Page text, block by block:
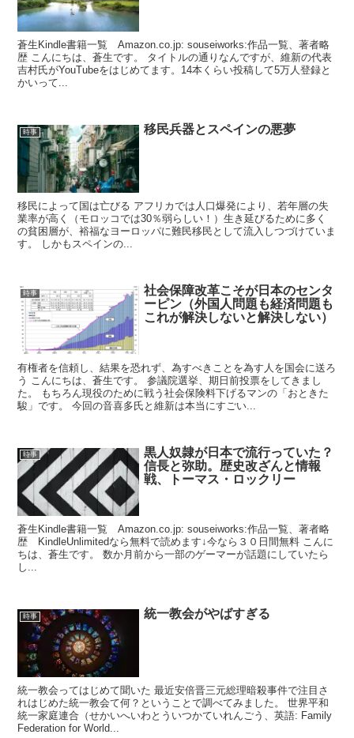
蒼生Kindle書籍一覧 Amazon.co.jp: souseiworks:作品一覧、著者略
歴 こんにちは、蒼生です。 タイトルの通りなんですが、維新の代表
吉村氏がYouTubeをはじめてます。14本くらい投稿して5万人登録と
かいって...
時事 移民兵器とスペインの悪夢
移民によって国は亡びる アフリカでは人口爆発により、若年層の失
業率が高く（モロッコでは30％弱らしい！）生き延びるために多く
の貧困層が、裕福なヨーロッパに難民移民として流入しつづけていま
す。 しかもスペインの...
時事
社会保障改革こそが日本のセンタ
ーピン（外国人問題も経済問題も
これが解決しないと解決しない）
有権者を信頼し、結果を恐れず、為すべきことを為す人を国会に送ろ
う こんにちは、蒼生です。 参議院選挙、期日前投票をしてきまし
た。 もちろん現役のために戦う社会保険料下げるマンの「おときた
駿」です。 今回の音喜多氏と維新は本当にすごい...
時事
黒人奴隷が日本で流行っていた？
信長と弥助。歴史改ざんと情報
戦、トーマス・ロックリー
蒼生Kindle書籍一覧 Amazon.co.jp: souseiworks:作品一覧、著者略
歴 KindleUnlimitedなら無料で読めます↓今なら３０日間無料 こんに
ちは、蒼生です。 数か月前から一部のゲーマーが話題にしていたら
し...
時事 統一教会がやばすぎる
統一教会ってはじめて聞いた 最近安倍晋三元総理暗殺事件で注目さ
れはじめた統一教会て何？ということで調べてみました。 世界平和
統一家庭連合（せかいへいわとういつかていれんごう、英語: Family
Federation for World...